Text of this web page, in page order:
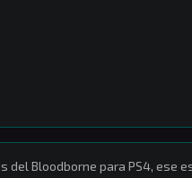
del Bloodborne para PS4, ese